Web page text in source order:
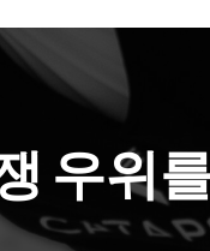
우위